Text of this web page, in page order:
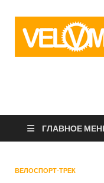
ГЛАВНОЕ
ВЕЛОСПОРТ-ТРЕК